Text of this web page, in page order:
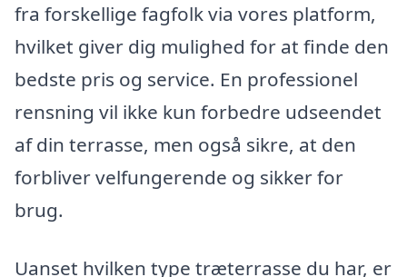
fra forskellige fagfolk via vores platform,
hvilket giver dig mulighed for at finde den
bedste pris og service. En professionel
rensning vil ikke kun forbedre udseendet
af din terrasse, men også sikre, at den
forbliver velfungerende og sikker for
brug.
Uanset hvilken type træterrasse du har, er